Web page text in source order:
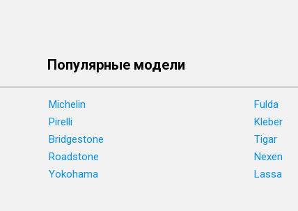
Популярные модели
Michelin Fulda
Pirelli Kleber
Bridgestone Tigar
Roadstone Nexen
Yokohama Lassa